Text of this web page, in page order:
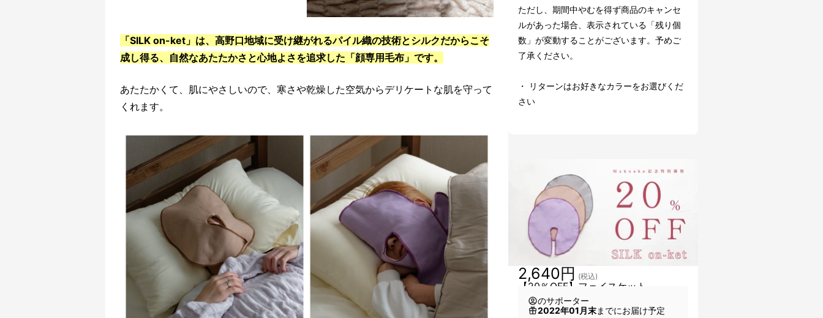
「SILK on-ket」は、高野口地域に受け継がれるパイル織の技術とシルクだからこそ
成し得る、自然なあたたかさと心地よさを追求した「顔専用毛布」です。
あたたかくて、肌にやさしいので、寒さや乾燥した空気からデリケートな肌を守って
くれます。
ただし、期間中やむを得ず商品のキャンセ
ルがあった場合、表示されている「残り個
数」が変動することがございます。予めご
了承ください。
・ リターンはお好きなカラーをお選びくだ
さい
【20％OFF】フェイスケット
2,640円 (税込)
のサポーター
2022年01月末までにお届け予定